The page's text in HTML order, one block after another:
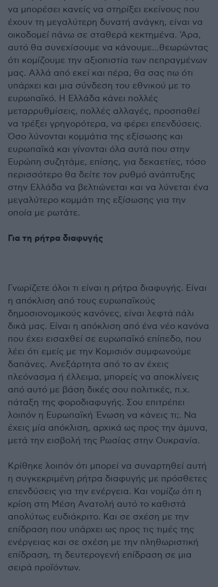
να μπορέσει κανείς να στηρίξει εκείνους που
έχουν τη μεγαλύτερη δυνατή ανάγκη, είναι να
οικοδομεί πάνω σε σταθερά κεκτημένα. 'Αρα,
αυτό θα συνεχίσουμε να κάνουμε…θεωρώντας
ότι κομίζουμε την αξιοπιστία των πεπραγμένων
μας. Αλλά από εκεί και πέρα, θα σας πω ότι
υπάρχει και μια σύνδεση του εθνικού με το
ευρωπαϊκό. Η Ελλάδα κάνει πολλές
μεταρρυθμίσεις, πολλές αλλαγές, προσπαθεί
να τρέξει γρηγορότερα, να φέρει επενδύσεις.
Όσο λύνονται κομμάτια της εξίσωσης και
ευρωπαϊκά και γίνονται όλα αυτά που στην
Ευρώπη συζητάμε, επίσης, για δεκαετίες, τόσο
περισσότερο θα δείτε τον ρυθμό ανάπτυξης
στην Ελλάδα να βελτιώνεται και να λύνεται ένα
μεγαλύτερο κομμάτι της εξίσωσης για την
οποία με ρωτάτε.
Για τη ρήτρα διαφυγής
Γνωρίζετε όλοι τι είναι η ρήτρα διαφυγής. Είναι
η απόκλιση από τους ευρωπαϊκούς
δημοσιονομικούς κανόνες, είναι λεφτά πάλι
δικά μας. Είναι η απόκλιση από ένα νέο κανόνα
που έχει εισαχθεί σε ευρωπαϊκό επίπεδο, που
λέει ότι εμείς με την Κομισιόν συμφωνούμε
δαπάνες. Ανεξάρτητα από το αν έχεις
πλεόνασμα ή έλλειμα, μπορείς να αποκλίνεις
από αυτό με βάση δικές σου πολιτικές, π.χ.
πάταξη της φοροδιαφυγής. Σου επιτρέπει
λοιπόν η Ευρωπαϊκή Ένωση να κάνεις τι;. Να
έχεις μία απόκλιση, αρχικά ως προς την άμυνα,
μετά την εισβολή της Ρωσίας στην Ουκρανία.
Κρίθηκε λοιπόν ότι μπορεί να συναρτηθεί αυτή
η συγκεκριμένη ρήτρα διαφυγής με πρόσθετες
επενδύσεις για την ενέργεια. Και νομίζω ότι η
κρίση στη Μέση Ανατολή αυτό το καθιστά
απολύτως ευδιάκριτο. Και σε σχέση με την
επίδραση που υπάρχει ως προς τις τιμές της
ενέργειας και σε σχέση με την πληθωριστική
επίδραση, τη δευτερογενή επίδραση σε μια
σειρά προϊόντων.